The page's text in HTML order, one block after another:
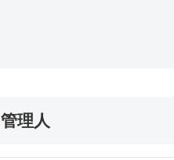
管理人